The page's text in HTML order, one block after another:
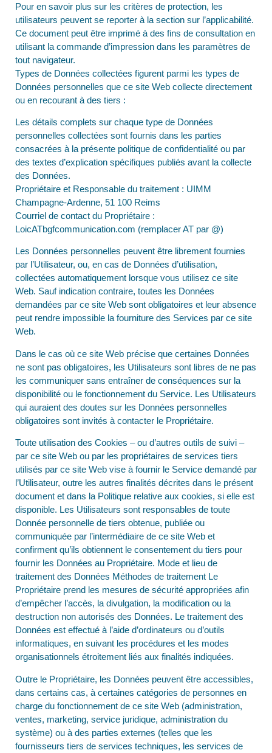
Pour en savoir plus sur les critères de protection, les
utilisateurs peuvent se reporter à la section sur l’applicabilité.
Ce document peut être imprimé à des fins de consultation en
utilisant la commande d’impression dans les paramètres de
tout navigateur.
Types de Données collectées figurent parmi les types de
Données personnelles que ce site Web collecte directement
ou en recourant à des tiers :
Les détails complets sur chaque type de Données
personnelles collectées sont fournis dans les parties
consacrées à la présente politique de confidentialité ou par
des textes d’explication spécifiques publiés avant la collecte
des Données.
Propriétaire et Responsable du traitement : UIMM
Champagne-Ardenne, 51 100 Reims
Courriel de contact du Propriétaire :
LoicATbgfcommunication.com (remplacer AT par @)
Les Données personnelles peuvent être librement fournies
par l’Utilisateur, ou, en cas de Données d’utilisation,
collectées automatiquement lorsque vous utilisez ce site
Web. Sauf indication contraire, toutes les Données
demandées par ce site Web sont obligatoires et leur absence
peut rendre impossible la fourniture des Services par ce site
Web.
Dans le cas où ce site Web précise que certaines Données
ne sont pas obligatoires, les Utilisateurs sont libres de ne pas
les communiquer sans entraîner de conséquences sur la
disponibilité ou le fonctionnement du Service. Les Utilisateurs
qui auraient des doutes sur les Données personnelles
obligatoires sont invités à contacter le Propriétaire.
Toute utilisation des Cookies – ou d’autres outils de suivi –
par ce site Web ou par les propriétaires de services tiers
utilisés par ce site Web vise à fournir le Service demandé par
l’Utilisateur, outre les autres finalités décrites dans le présent
document et dans la Politique relative aux cookies, si elle est
disponible. Les Utilisateurs sont responsables de toute
Donnée personnelle de tiers obtenue, publiée ou
communiquée par l’intermédiaire de ce site Web et
confirment qu’ils obtiennent le consentement du tiers pour
fournir les Données au Propriétaire. Mode et lieu de
traitement des Données Méthodes de traitement Le
Propriétaire prend les mesures de sécurité appropriées afin
d’empêcher l’accès, la divulgation, la modification ou la
destruction non autorisés des Données. Le traitement des
Données est effectué à l’aide d’ordinateurs ou d’outils
informatiques, en suivant les procédures et les modes
organisationnels étroitement liés aux finalités indiquées.
Outre le Propriétaire, les Données peuvent être accessibles,
dans certains cas, à certaines catégories de personnes en
charge du fonctionnement de ce site Web (administration,
ventes, marketing, service juridique, administration du
système) ou à des parties externes (telles que les
fournisseurs tiers de services techniques, les services de